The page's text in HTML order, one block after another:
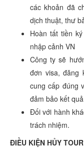
các khoản đã
dịch thuật, thư
Hoàn tất tiền
nhập cảnh VN
Công ty sẽ
đơn visa, đăng
cung cấp đúng
đảm bảo kết
Đối với hành
trách nhiệm.
ĐIỀU KIỆN HỦY TOUR